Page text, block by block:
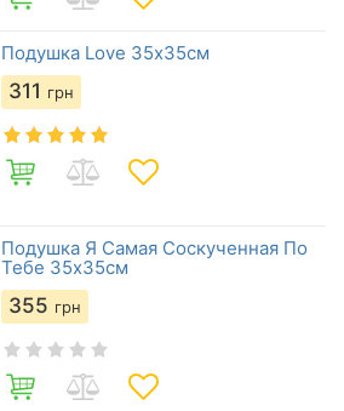
Подушка Love 35х35см
311 грн
Подушка Я Самая Соскученная По
Тебе 35х35см
355 грн